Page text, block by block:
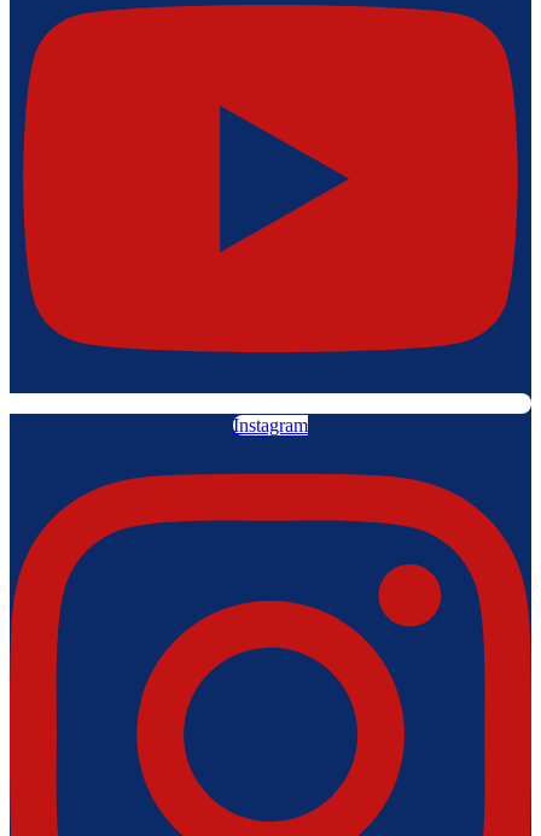
Instagram